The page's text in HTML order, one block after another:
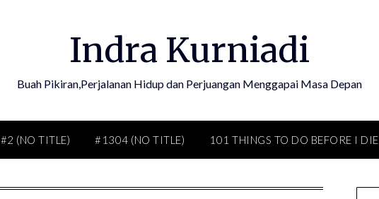
Indra Kurniadi
Buah Pikiran,Perjalanan Hidup dan Perjuangan Menggapai Masa Depan
#2 (NO TITLE) #1304 (NO TITLE) 101 THINGS TO DO BEFORE I DIE